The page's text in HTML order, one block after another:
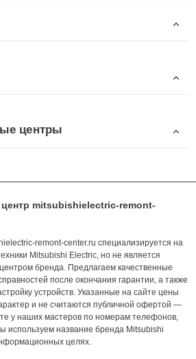
центры
mitsubishielectric-remont-
remont-center.ru специализируется на
Mitsubishi Electric, но не является
бренда. Предлагаем качественные
после окончания гарантии, а также
устройств. Указанные на сайте цены
и не считаются публичной офертой —
у наших мастеров по номерам телефонов,
название бренда Mitsubishi
целях.